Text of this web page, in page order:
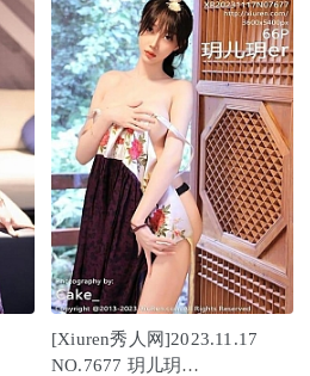
[Xiuren秀人网]2023.11.17
NO.7677 玥儿玥